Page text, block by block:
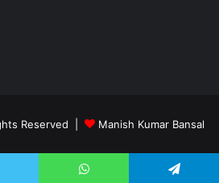
Reserved | Manish Kumar Bansal